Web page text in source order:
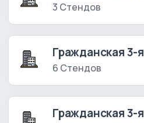
3 Стендов
Гражданская
6 Стендов
Гражданская